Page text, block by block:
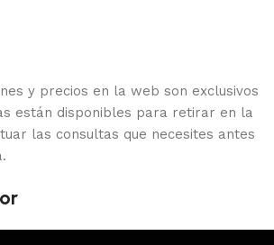
y precios en la web son exclusivos
están disponibles para retirar en la
las consultas que necesites antes